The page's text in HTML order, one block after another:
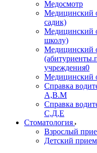
Медосмотр
Медицинский
садик)
Медицинский
школу)
Медицинский
учреждения0
Медицинский
Справка
А,В.М
Справка
С,Д,Е
Стоматология
Взрослый
Детский прием